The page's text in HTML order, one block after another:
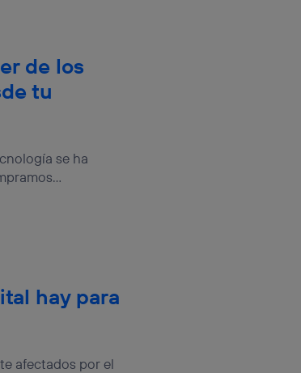
de los
tu
se ha
hay para
afectados por el